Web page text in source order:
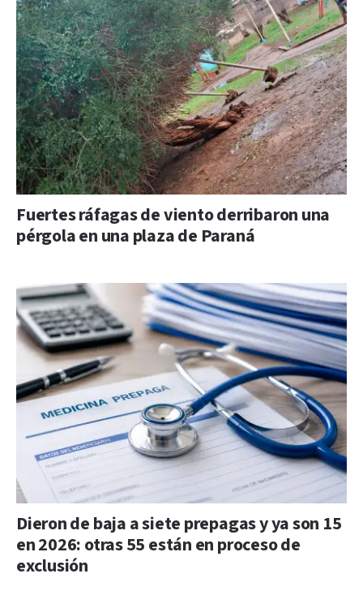
Fuertes ráfagas de viento derribaron una
pérgola en una plaza de Paraná
Dieron de baja a siete prepagas y ya son 15
en 2026: otras 55 están en proceso de
exclusión